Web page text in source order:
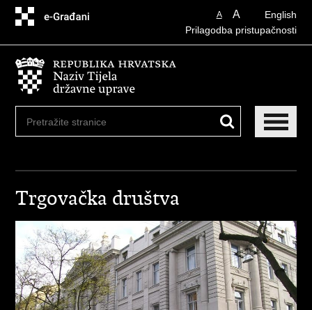
sadržaj
English
A A
Prilagodba pristupačnosti
Trgovačka društva